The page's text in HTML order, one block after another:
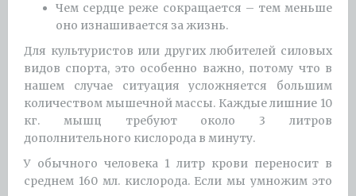
Чем сердце реже сокращается – тем меньше
оно изнашивается за жизнь.
Для культуристов или других любителей силовых
видов спорта, это особенно важно, потому что в
нашем случае ситуация усложняется большим
количеством мышечной массы. Каждые лишние 10
кг. мышц требуют около 3 литров
дополнительного кислорода в минуту.
У обычного человека 1 литр крови переносит в
среднем 160 мл. кислорода. Если мы умножим это